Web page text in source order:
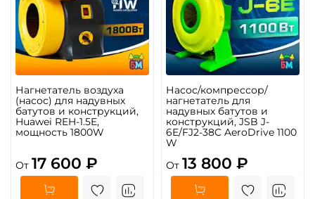
Нагнетатель воздуха
(насос) для надувных
батутов и конструкций,
Huawei REH-1.5E,
мощность 1800W
От 17 600 ₽
Насос/компрессор/
нагнетатель для
надувных батутов и
конструкций, JSB J-
6E/FJ2-38C AeroDrive 1100
W
От 13 800 ₽